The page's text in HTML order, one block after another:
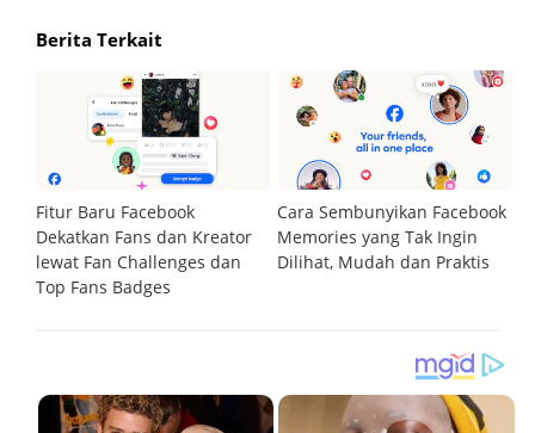
Berita Terkait
Fitur Baru Facebook
Dekatkan Fans dan Kreator
lewat Fan Challenges dan
Top Fans Badges
Cara Sembunyikan Facebook
Memories yang Tak Ingin
Dilihat, Mudah dan Praktis